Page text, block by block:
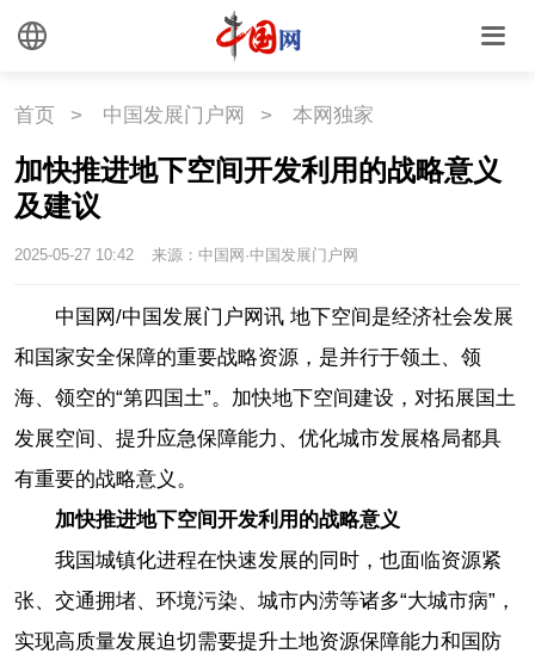
首页 > 中国发展门户网 > 本网独家
加快推进地下空间开发利用的战略意义
及建议
2025-05-27 10:42 来源：中国网·中国发展门户网
中国网/中国发展门户网讯 地下空间是经济社会发展
和国家安全保障的重要战略资源，是并行于领土、领
海、领空的“第四国土”。加快地下空间建设，对拓展国土
发展空间、提升应急保障能力、优化城市发展格局都具
有重要的战略意义。
加快推进地下空间开发利用的战略意义
我国城镇化进程在快速发展的同时，也面临资源紧
张、交通拥堵、环境污染、城市内涝等诸多“大城市病”，
实现高质量发展迫切需要提升土地资源保障能力和国防